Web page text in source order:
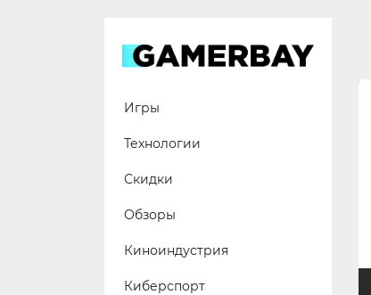
Игры
Технологии
Скидки
Обзоры
Киноиндустрия
Киберспорт